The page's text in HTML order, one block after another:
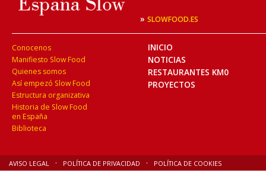
» SLOWFOOD.ES
Conocenos
Manifiesto Slow Food
Quienes somos
Así empezó Slow Food
Estructura organizativa
Historia de Slow Food
en España
Biblioteca
INICIO
NOTICIAS
RESTAURANTES KM0
PROYECTOS
AVISO LEGAL POLÍTICA DE PRIVACIDAD POLÍTICA DE COOKIES